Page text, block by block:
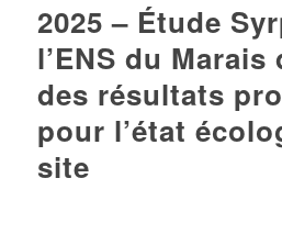
2025 – Étude
l’ENS du Marais
des résultats
pour l’état
site